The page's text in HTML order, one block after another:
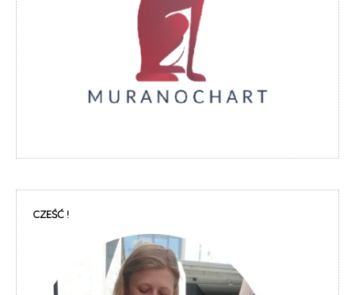
CZEŚĆ !